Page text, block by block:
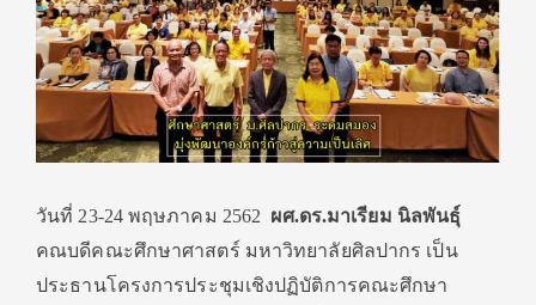
วันที่ 23-24 พฤษภาคม 2562 ผศ.ดร.มาเรียม นิลพันธ์ุ
คณบดีคณะศึกษาศาสตร์ มหาวิทยาลัยศิลปากร เป็น
ประธานโครงการประชุมเชิงปฏิบัติการคณะศึกษา